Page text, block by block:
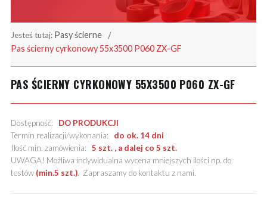
Jesteś tutaj: Pasy ścierne
Pas ścierny cyrkonowy 55x3500 P060 ZX-GF
PAS ŚCIERNY CYRKONOWY 55X3500 P060 ZX-GF
Dostępność: DO PRODUKCJI
Termin realizacji/wykonania: do ok. 14 dni
Ilość min. zamówienia: 5 szt. , a dalej co 5 szt.
UWAGA! Możliwa indywidualna wycena mniejszych ilości np. do
testów (min.5 szt.). Zapraszamy do kontaktu z nami.